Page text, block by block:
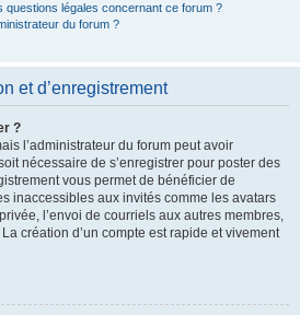
questions légales concernant ce forum ?
du forum ?
et d’enregistrement
?
l’administrateur du forum peut avoir
nécessaire de s’enregistrer pour poster des
vous permet de bénéficier de
inaccessibles aux invités comme les avatars
l’envoi de courriels aux autres membres,
création d’un compte est rapide et vivement